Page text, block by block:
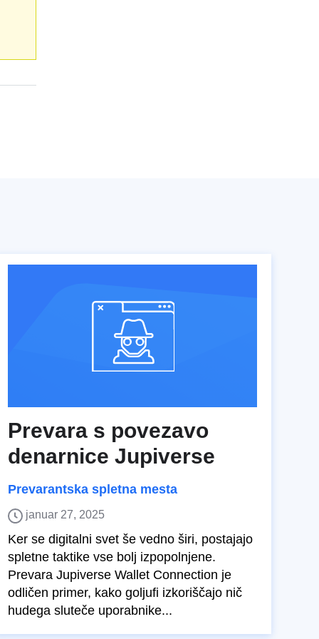
Prevara s povezavo
denarnice Jupiverse
Prevarantska spletna mesta
januar 27, 2025
Ker se digitalni svet še vedno širi, postajajo
spletne taktike vse bolj izpopolnjene.
Prevara Jupiverse Wallet Connection je
odličen primer, kako goljufi izkoriščajo nič
hudega sluteče uporabnike...